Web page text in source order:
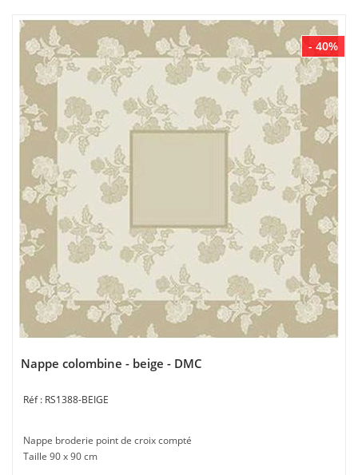
- 40%
Nappe colombine - beige - DMC
RS1388-BEIGE
Nappe broderie point de croix compté
Taille 90 x 90 cm